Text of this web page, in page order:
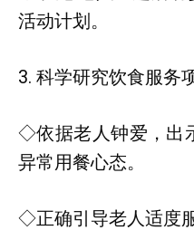
活动计划。
3. 科学研究饮食服务
◇依据老人钟爱，出
异常用餐心态。
◇正确引导老人适度